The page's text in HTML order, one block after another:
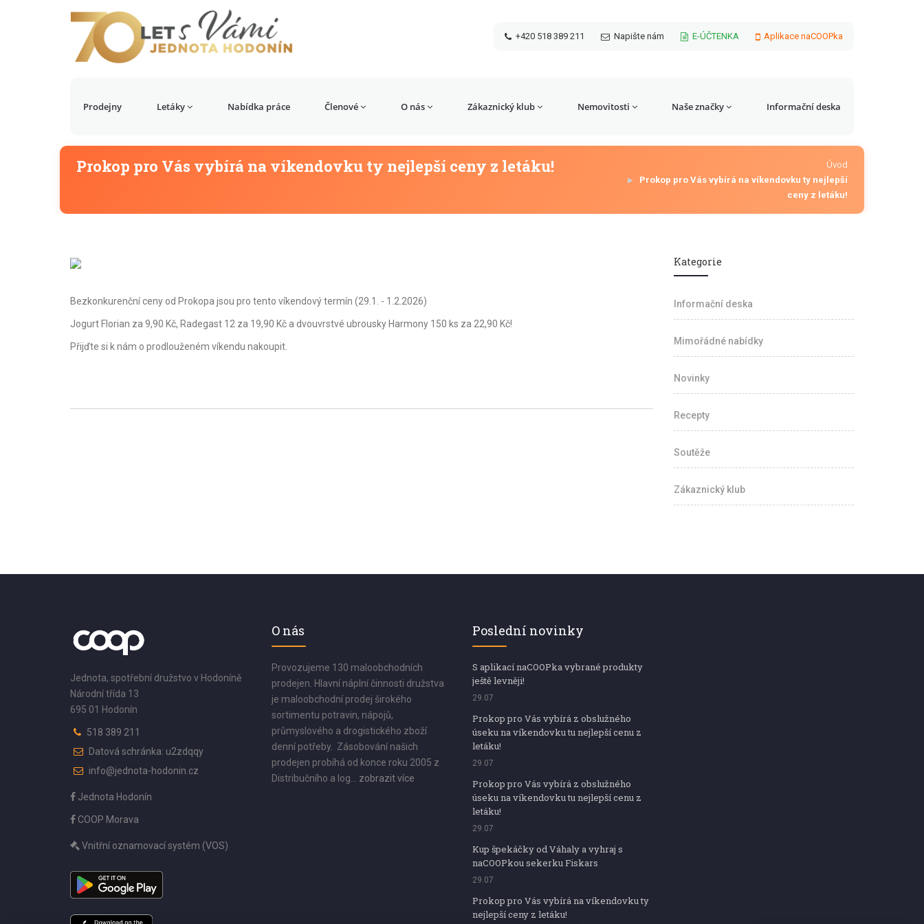
+420 518 389 211 Napište nám E-ÚČTENKA Aplikace naCOOPka
Prodejny Letáky Nabídka práce Členové O nás Zákaznický klub Nemovitosti Naše značky Informační deska
Prokop pro Vás vybírá na víkendovku ty nejlepší ceny z letáku!
Úvod
Prokop pro Vás vybírá na víkendovku ty nejlepší
ceny z letáku!
Bezkonkurenční ceny od Prokopa jsou pro tento víkendový termín (29.1. - 1.2.2026)
Jogurt Florian za 9,90 Kč, Radegast 12 za 19,90 Kč a dvouvrstvé ubrousky Harmony 150 ks za 22,90 Kč!
Přijďte si k nám o prodlouženém víkendu nakoupit.
Kategorie
Informační deska
Mimořádné nabídky
Novinky
Recepty
Soutěže
Zákaznický klub
Jednota, spotřební družstvo v Hodoníně
Národní třída 13
695 01 Hodonín
518 389 211
Datová schránka: u2zdqqy
info@jednota-hodonin.cz
Jednota Hodonín
COOP Morava
Vnitřní oznamovací systém (VOS)
O nás
Provozujeme 130 maloobchodních
prodejen. Hlavní náplní činnosti družstva
je maloobchodní prodej širokého
sortimentu potravin, nápojů,
průmyslového a drogistického zboží
denní potřeby. Zásobování našich
prodejen probíhá od konce roku 2005 z
Distribučního a log... zobrazit více
Poslední novinky
S aplikací naCOOPka vybrané produkty
ještě levněji!
29.07
Prokop pro Vás vybírá z obslužného
úseku na víkendovku tu nejlepší cenu z
letáku!
29.07
Prokop pro Vás vybírá z obslužného
úseku na víkendovku tu nejlepší cenu z
letáku!
29.07
Kup špekáčky od Váhaly a vyhraj s
naCOOPkou sekerku Fiskars
29.07
Prokop pro Vás vybírá na víkendovku ty
nejlepší ceny z letáku!